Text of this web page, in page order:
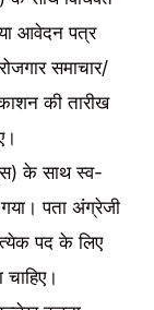
आवेदन पत्र
समाचार/
की तारीख
के साथ स्व-
पता अंग्रेजी
पद के लिए